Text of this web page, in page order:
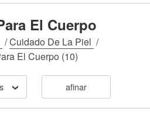
El Cuerpo
/Cuidado De La Piel /
El Cuerpo (10)
afinar